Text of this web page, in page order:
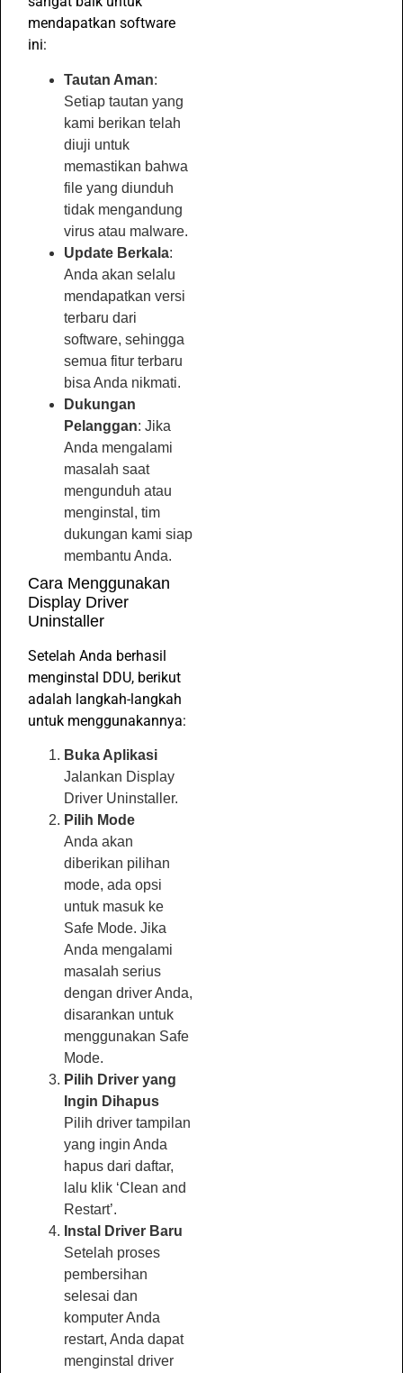
mendapatkan software
ini:
Tautan Aman:
Setiap tautan yang
kami berikan telah
diuji untuk
memastikan bahwa
file yang diunduh
tidak mengandung
virus atau malware.
Update Berkala:
Anda akan selalu
mendapatkan versi
terbaru dari
software, sehingga
semua fitur terbaru
bisa Anda nikmati.
Dukungan
Pelanggan: Jika
Anda mengalami
masalah saat
mengunduh atau
menginstal, tim
dukungan kami siap
membantu Anda.
Cara Menggunakan
Display Driver
Uninstaller
Setelah Anda berhasil
menginstal DDU, berikut
adalah langkah-langkah
untuk menggunakannya:
Buka Aplikasi
Jalankan Display
Driver Uninstaller.
Pilih Mode
Anda akan
diberikan pilihan
mode, ada opsi
untuk masuk ke
Safe Mode. Jika
Anda mengalami
masalah serius
dengan driver Anda,
disarankan untuk
menggunakan Safe
Mode.
Pilih Driver yang
Ingin Dihapus
Pilih driver tampilan
yang ingin Anda
hapus dari daftar,
lalu klik ‘Clean and
Restart’.
Instal Driver Baru
Setelah proses
pembersihan
selesai dan
komputer Anda
restart, Anda dapat
menginstal driver